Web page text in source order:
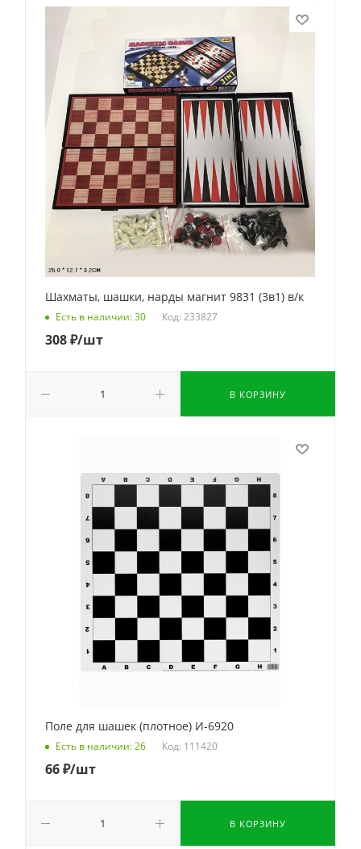
Шахматы, шашки, нарды магнит 9831 (3в1) в/к
Есть в наличии: 30 Код: 233827
308₽/шт
В КОРЗИНУ
Поле для шашек (плотное) И-6920
Есть в наличии: 26 Код: 111420
66₽/шт
В КОРЗИНУ